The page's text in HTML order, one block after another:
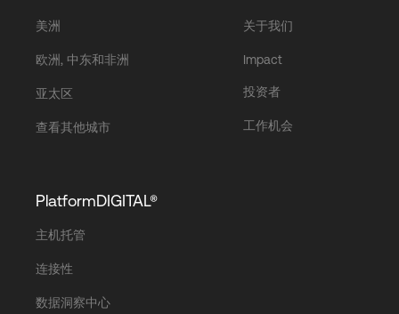
美洲
欧洲, 中东和非洲
亚太区
查看其他城市
关于我们
Impact
投资者
工作机会
PlatformDIGITAL®
主机托管
连接性
数据洞察中心